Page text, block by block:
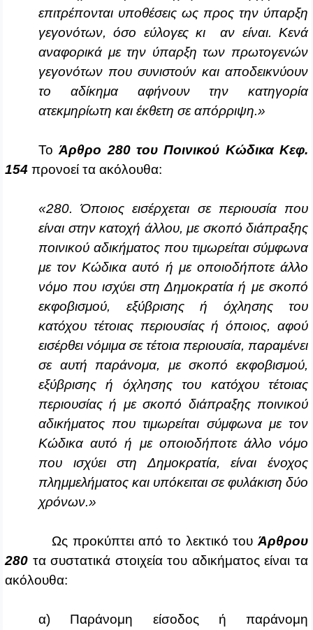
επιτρέπονται υποθέσεις ως προς την ύπαρξη
γεγονότων, όσο εύλογες κι αν είναι. Κενά
αναφορικά με την ύπαρξη των πρωτογενών
γεγονότων που συνιστούν και αποδεικνύουν
το αδίκημα αφήνουν την κατηγορία
ατεκμηρίωτη και έκθετη σε απόρριψη.»
ΤοΆρθρο 280 του Ποινικού Κώδικα Κεφ.
154 προνοεί τα ακόλουθα:
«280. Όποιος εισέρχεται σε περιουσία που
είναι στην κατοχή άλλου, με σκοπό διάπραξης
ποινικού αδικήματος που τιμωρείται σύμφωνα
με τον Κώδικα αυτό ή με οποιοδήποτε άλλο
νόμο που ισχύει στη Δημοκρατία ή με σκοπό
εκφοβισμού, εξύβρισης ή όχλησης του
κατόχου τέτοιας περιουσίας ή όποιος, αφού
εισέρθει νόμιμα σε τέτοια περιουσία, παραμένει
σε αυτή παράνομα, με σκοπό εκφοβισμού,
εξύβρισης ή όχλησης του κατόχου τέτοιας
περιουσίας ή με σκοπό διάπραξης ποινικού
αδικήματος που τιμωρείται σύμφωνα με τον
Κώδικα αυτό ή με οποιοδήποτε άλλο νόμο
που ισχύει στη Δημοκρατία, είναι ένοχος
πλημμελήματος και υπόκειται σε φυλάκιση δύο
χρόνων.»
Ως προκύπτει από το λεκτικό του Άρθρου
280 τα συστατικά στοιχεία του αδικήματος είναι τα
ακόλουθα:
α) Παράνομη είσοδος ή παράνομη